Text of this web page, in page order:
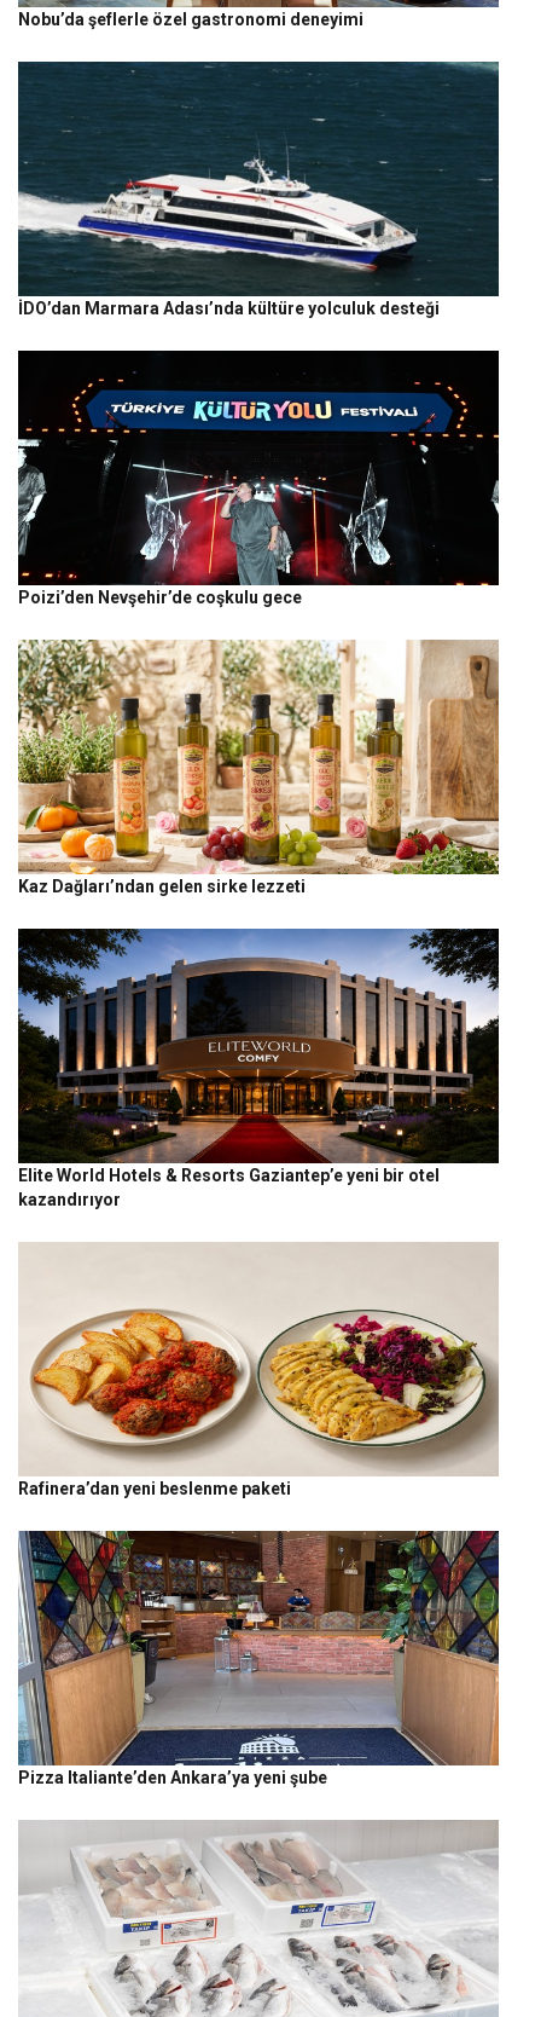
Nobu’da şeflerle özel gastronomi deneyimi
İDO’dan Marmara Adası’nda kültüre yolculuk desteği
Poizi’den Nevşehir’de coşkulu gece
Kaz Dağları’ndan gelen sirke lezzeti
Elite World Hotels & Resorts Gaziantep’e yeni bir otel
kazandırıyor
Rafinera’dan yeni beslenme paketi
Pizza Italiante’den Ankara’ya yeni şube